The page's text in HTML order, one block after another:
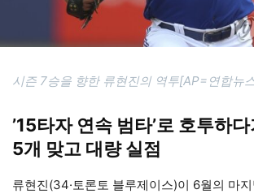
시즌 7승을 향한 류현진의 역투[AP=연합뉴
’15타자 연속 범타’로 호투하
5개 맞고 대량 실점
류현진(34·토론토 블루제이스)이 6월의 마